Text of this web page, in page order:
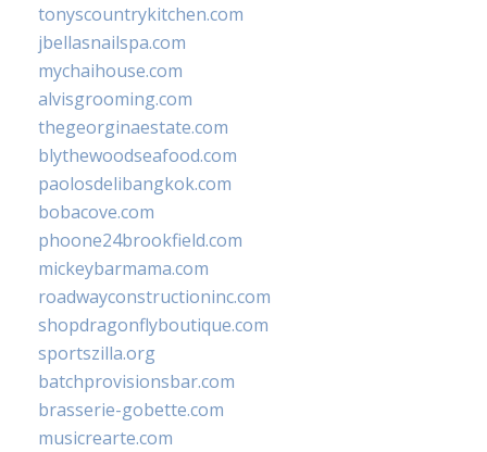
tonyscountrykitchen.com
jbellasnailspa.com
mychaihouse.com
alvisgrooming.com
thegeorginaestate.com
blythewoodseafood.com
paolosdelibangkok.com
bobacove.com
phoone24brookfield.com
mickeybarmama.com
roadwayconstructioninc.com
shopdragonflyboutique.com
sportszilla.org
batchprovisionsbar.com
brasserie-gobette.com
musicrearte.com